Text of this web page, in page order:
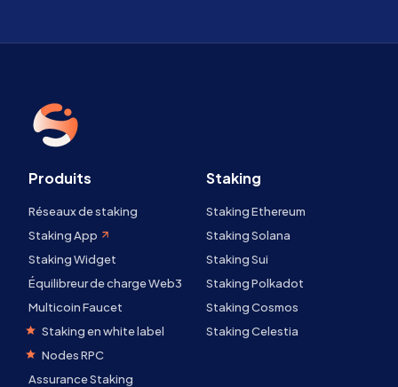
Produits
Réseaux de staking
Staking App
Staking Widget
Équilibreur de charge Web3
Multicoin Faucet
Staking en white label
Nodes RPC
Assurance Staking
Staking
Staking Ethereum
Staking Solana
Staking Sui
Staking Polkadot
Staking Cosmos
Staking Celestia